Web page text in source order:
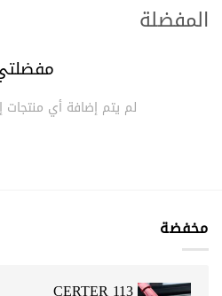
المفضلة
لم يتم إضافة أي منتجات
مخفضة